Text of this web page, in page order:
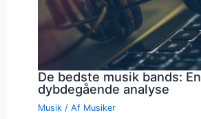
De bedste musik bands: En
dybdegående analyse
Musik / Af Musiker